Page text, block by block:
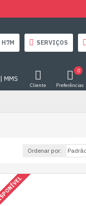
H7M SERVIÇOS
MMS
Cliente Preferências
0
Ordenar por: